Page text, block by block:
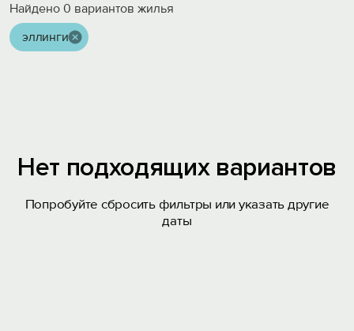
Найдено 0 вариантов жилья
эллинги
Нет подходящих вариантов
Попробуйте сбросить фильтры или указать другие
даты